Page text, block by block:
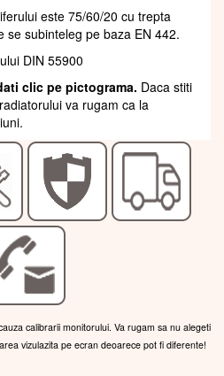
este 75/60/20 cu trepta
se subinteleg pe baza EN 442.
DIN 55900
clic pe pictograma. Daca stiti
va rugam ca la
calibrarii monitorului. Va rugam sa nu alegeti
vizulazita pe ecran deoarece pot fi diferente!